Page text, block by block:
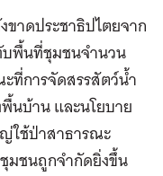
ขาดประชาธิปไตยจาก
บพื้นที่ชุมชนจำนวน
ที่การจัดสรรสัตว์น้ำ
นบ้าน และนโยบาย
ใช้ป่าสาธารณะ
มชนถูกจำกัดยิ่งขึ้น